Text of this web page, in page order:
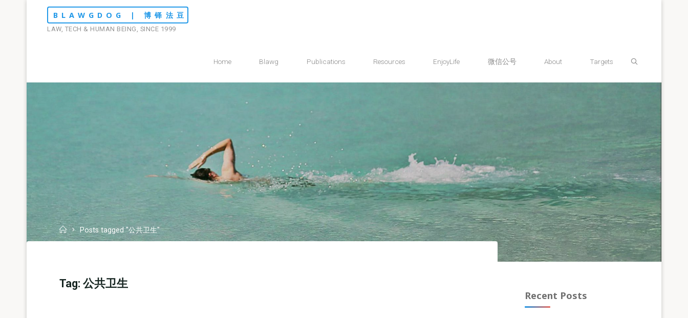
BLAWGDOG | 博铎法豆
LAW, TECH & HUMAN BEING, SINCE 1999
Home Blawg Publications Resources EnjoyLife 微信公号 About Targets
HomePosts tagged "公共卫生"
Tag: 公共卫生
Recent Posts